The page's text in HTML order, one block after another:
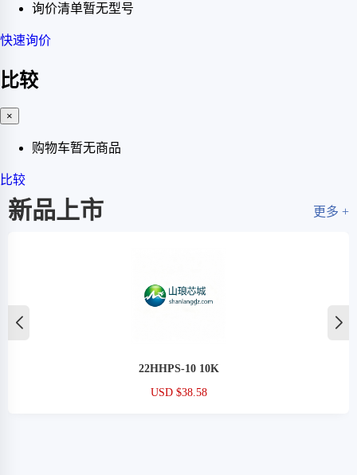
询价清单暂无型号
快速询价
比较
×
购物车暂无商品
比较
新品上市 更多 +
22HHPS-10 10K
USD $38.58